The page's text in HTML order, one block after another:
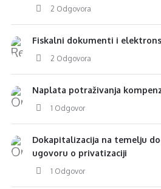
2 Odgovora
Fiskalni dokumenti i
2 Odgovora
Naplata potraživanja
1 Odgovor
Dokapitalizacija na temelju
ugovoru o privatizaciji
1 Odgovor